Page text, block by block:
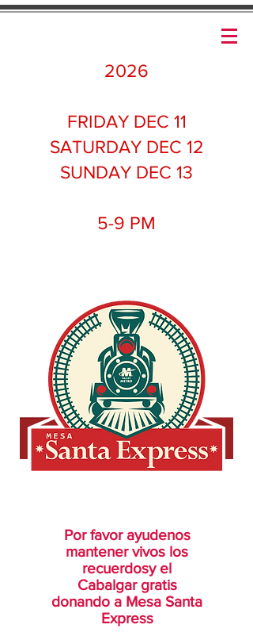
2026
FRIDAY DEC 11
SATURDAY DEC 12
SUNDAY DEC 13
5-9 PM
Por favor ayudenos
mantener vivos los
recuerdosy el
Cabalgar gratis
donando a Mesa Santa
Express